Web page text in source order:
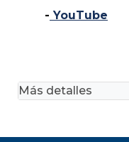
- YouTube
Más detalles